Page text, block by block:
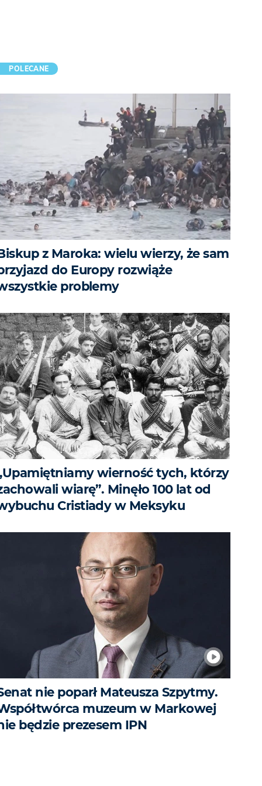
POLECANE
z Maroka: wielu wierzy, że sam
do Europy rozwiąże
problemy
wierność tych, którzy
wiarę”. Minęło 100 lat od
Cristiady w Meksyku
nie poparł Mateusza Szpytmy.
muzeum w Markowej
będzie prezesem IPN